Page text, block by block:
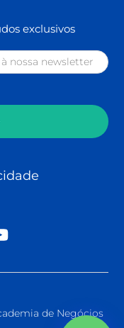
exclusivos
de Negócios